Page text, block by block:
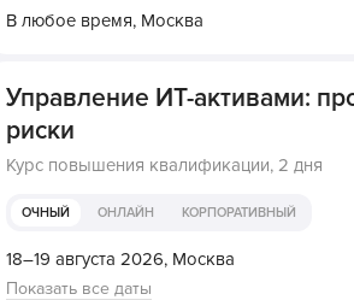
В любое время, Москва
Управление ИТ-активами:
риски
Курс повышения квалификации,2 дня
ОЧНЫЙ ОНЛАЙН КОРПОРАТИВНЫЙ
18–19 августа 2026, Москва
Показать все даты